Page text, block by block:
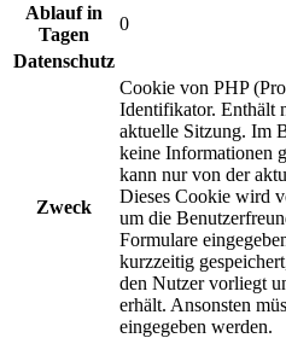
Ablauf in
Tagen
0
Datenschutz
Zweck
Cookie von PHP
Identifikator. Enthält
aktuelle Sitzung. Im
keine Informationen
kann nur von der
Dieses Cookie wird
um die
Formulare
kurzzeitig
den Nutzer vorliegt
erhält. Ansonsten
eingegeben werden.